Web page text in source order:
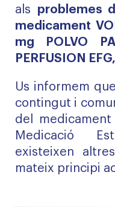
als problemes
medicament
mg POLVO
PERFUSION
Us informem
contingut i
del
Medicació
existeixen
mateix principi